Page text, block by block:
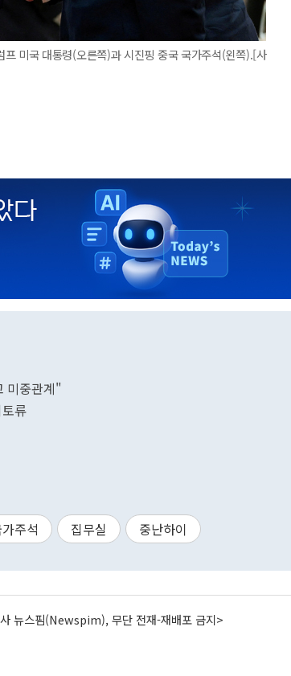
미국 대통령(오른쪽)과 시진핑 중국 국가주석(왼쪽).[사
미중관계"
류
주석 집무실 중난하이
뉴스핌(Newspim), 무단 전재-재배포 금지>